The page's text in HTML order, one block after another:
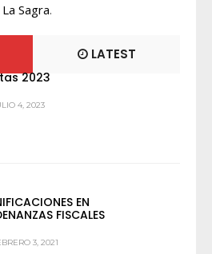
La Sagra.
LATEST
2023
4, 2023
EN
FISCALES
3, 2021